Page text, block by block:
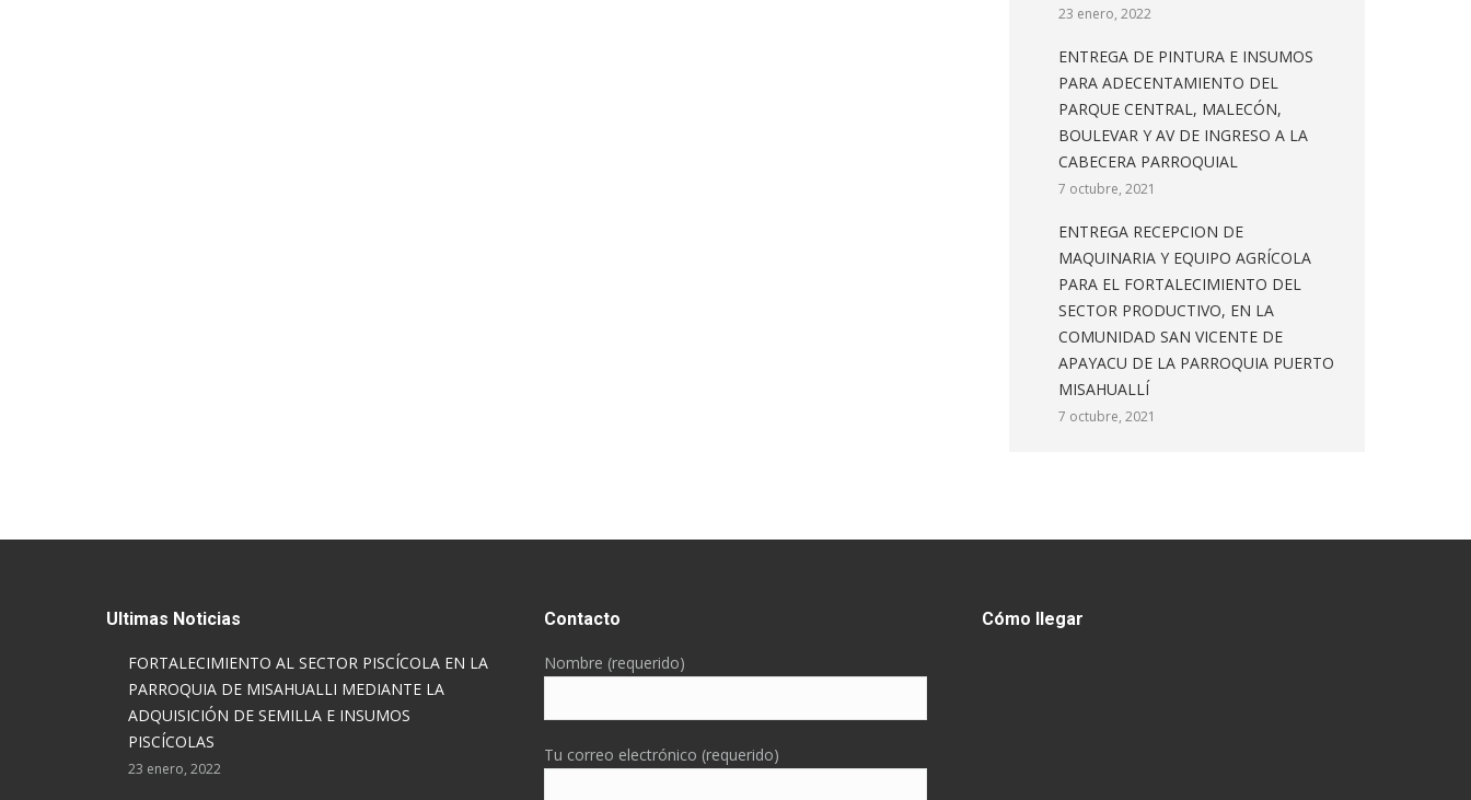
23 enero, 2022
ENTREGA DE PINTURA E INSUMOS
PARA ADECENTAMIENTO DEL
PARQUE CENTRAL, MALECÓN,
BOULEVAR Y AV DE INGRESO A LA
CABECERA PARROQUIAL
7 octubre, 2021
ENTREGA RECEPCION DE
MAQUINARIA Y EQUIPO AGRÍCOLA
PARA EL FORTALECIMIENTO DEL
SECTOR PRODUCTIVO, EN LA
COMUNIDAD SAN VICENTE DE
APAYACU DE LA PARROQUIA PUERTO
MISAHUALLÍ
7 octubre, 2021
Ultimas Noticias
FORTALECIMIENTO AL SECTOR PISCÍCOLA EN LA
PARROQUIA DE MISAHUALLI MEDIANTE LA
ADQUISICIÓN DE SEMILLA E INSUMOS
PISCÍCOLAS
23 enero, 2022
Contacto
Nombre (requerido)
Tu correo electrónico (requerido)
Cómo llegar